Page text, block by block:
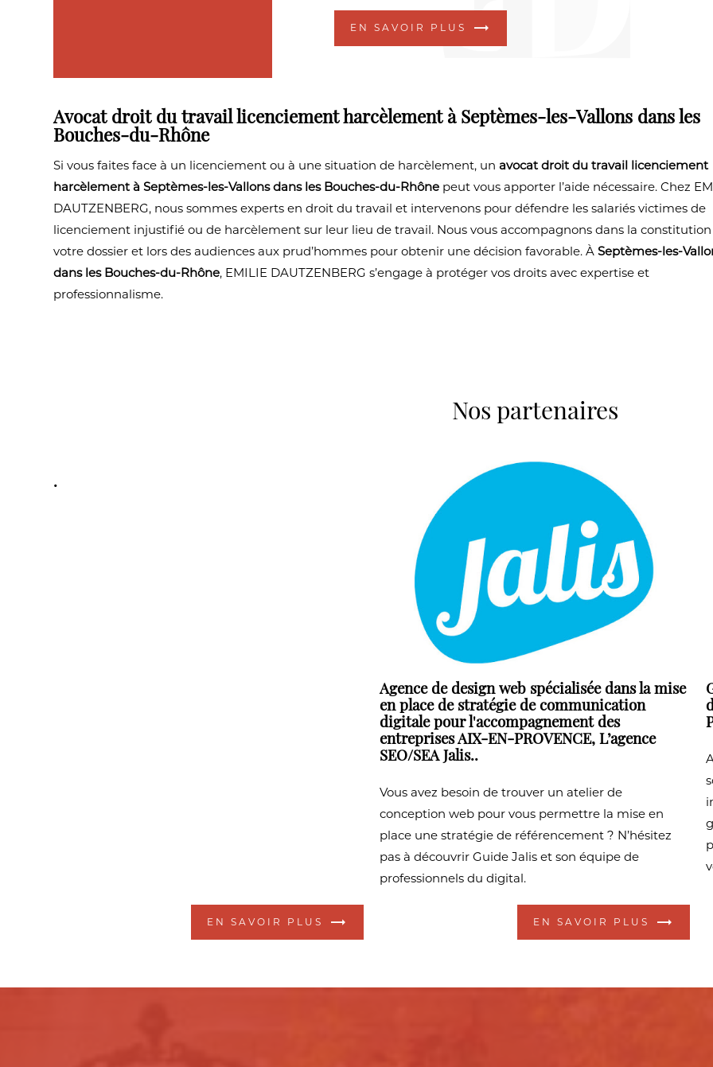
EN SAVOIR PLUS
Avocat droit du travail licenciement harcèlement à Septèmes-les-Vallons dans les
Bouches-du-Rhône
Si vous faites face à un licenciement ou à une situation de harcèlement, unavocat droit du travail licenciement
harcèlement à Septèmes-les-Vallons dans les Bouches-du-Rhône peut vous apporter l’aide nécessaire. Chez
DAUTZENBERG, nous sommes experts en droit du travail et intervenons pour défendre les salariés victimes de
licenciement injustifié ou de harcèlement sur leur lieu de travail. Nous vous accompagnons dans la
votre dossier et lors des audiences aux prud’hommes pour obtenir une décision favorable. ÀSeptèmes-les-
dans les Bouches-du-Rhône, EMILIE DAUTZENBERG s’engage à protéger vos droits avec expertise et
professionnalisme.
Nos partenaires
.
EN SAVOIR PLUS
Agence de design web spécialisée dans la mise
en place de stratégie de communication
digitale pour l'accompagnement des
entreprises AIX-EN-PROVENCE, L’agence
SEO/SEA Jalis..
Vous avez besoin de trouver un atelier de
conception web pour vous permettre la mise en
place une stratégie de référencement ? N’hésitez
pas à découvrir Guide Jalis et son équipe de
professionnels du digital.
EN SAVOIR PLUS